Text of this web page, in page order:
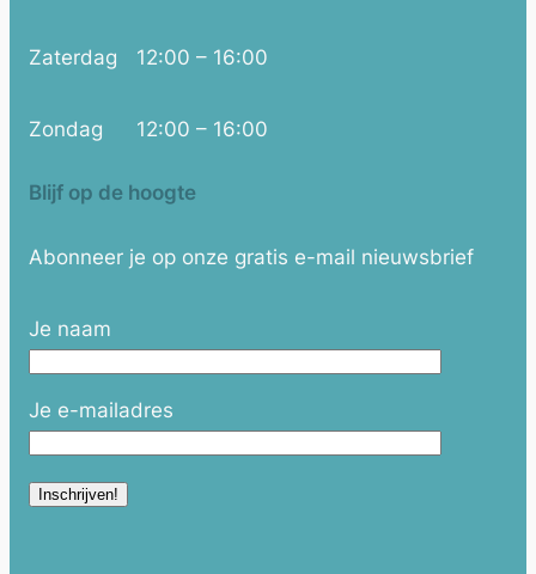
Zaterdag
Zondag
12:00 – 16:00
12:00 – 16:00
Blijf op de hoogte
Abonneer je op onze gratis e-mail nieuwsbrief
Je naam
Je e-mailadres